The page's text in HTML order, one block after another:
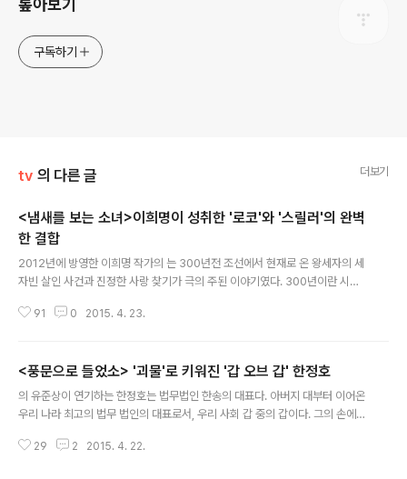
톺아보기
구독하기
tv 의 다른 글 더보기
<냄새를 보는 소녀>이희명이 성취한 '로코'와 '스릴러'의 완벽
한 결합
2012년에 방영한 이희명 작가의 는 300년전 조선에서 현재로 온 왕세자의 세
자빈 살인 사건과 진정한 사랑 찾기가 극의 주된 이야기였다. 300년이란 시공
로 시작하여, 결국은 '기억'을 매개로 한 절절하면서도 숭고한 사랑으로 마무리
빈의 악행은 순순한 사랑 이야기에 옥의 티가 되어 의 완성도에 누를 끼쳤다. 2
013년에 방영된 은 비록 최고 시청률 25%를 육박하며 인기를 누렸지만 그 인
기의 원인은 '막장'이라 해도 손색이 없을 밑도 끝도 없는 주다해의 악행이었다.
91 0 2015. 4. 23.
<풍문으로 들었소> '괴물'로 키워진 '갑 오브 갑' 한정호
의 유준상이 연기하는 한정호는 법무법인 한송의 대표다. 아버지 대부터 이어온
우리 나라 최고의 법무 법인의 대표로서, 우리 사회 갑 중의 갑이다. 그의 손에서
진다. 하지만 그런 그에게 뒤늦은 사춘기가 찾아왔다. 자신의 딸이 한정호의 아
29 2 2015. 4. 22.